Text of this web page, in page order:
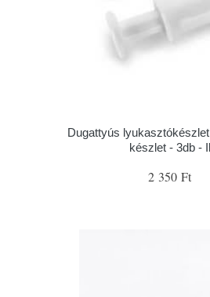
Dugattyús
készlet - 3db -
2 350 Ft